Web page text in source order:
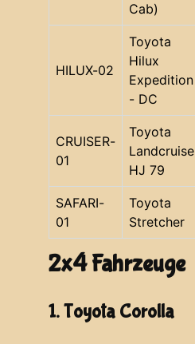
Cab)
HILUX-02
Toyota
Hilux
Expedition
- DC
CRUISER-
01
Toyota
HJ 79
SAFARI-
01
Toyota
Stretcher
2x4 Fahrzeuge
1. Toyota Corolla